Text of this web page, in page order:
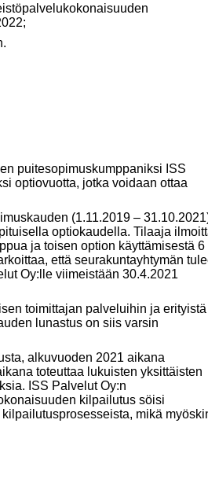
puitesopimuskumppaniksi ISS
optiovuotta, jotka voidaan ottaa
(1.11.2019 –
optiokaudella. Tilaaja
ja toisen option käyttämisestä 6
että seurakuntayhtymän
Oy:lle viimeistään 30.4.2021
toimittajan palveluihin ja erityistä
lunastus on siis varsin
alkuvuoden 2021 aikana
toteuttaa lukuisten yksittäisten
ISS Palvelut Oy:n
kilpailutus söisi
mikä